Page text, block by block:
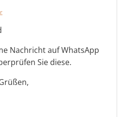
Nachricht auf WhatsApp
Sie diese.